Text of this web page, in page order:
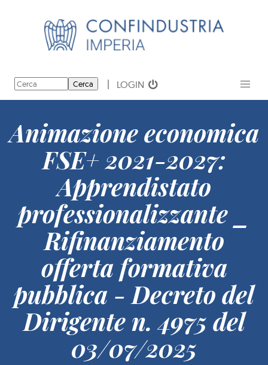
Cerca LOGIN
Animazione economica
FSE+ 2021-2027:
Apprendistato
professionalizzante _
Rifinanziamento
offerta formativa
pubblica - Decreto del
Dirigente n. 4975 del
03/07/2025